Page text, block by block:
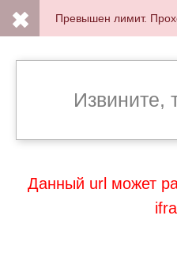
Превышен лимит.
Извините,
Данный url может